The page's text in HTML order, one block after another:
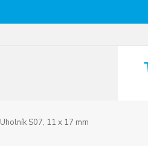
Uholník S07, 11 x 17 mm